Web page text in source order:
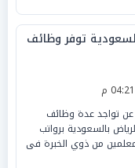
توفر وظائف
عن تواجد عدة وظائف
بالسعودية برواتب
من ذوي الخبرة فى